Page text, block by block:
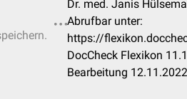
Dr. med. Janis
Abrufbar unter:
https://
DocCheck Flexikon
Bearbeitung 12.11.2022